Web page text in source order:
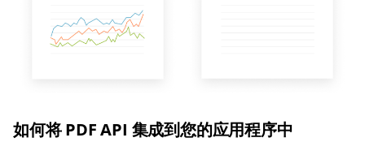
如何将 PDF API 集成到您的应用程序中